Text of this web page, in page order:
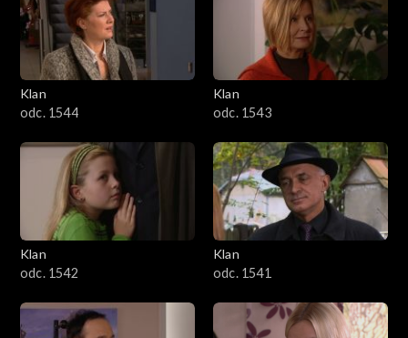
Klan
odc. 1544
Klan
odc. 1543
Klan
odc. 1542
Klan
odc. 1541